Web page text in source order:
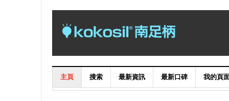
主頁 搜索 最新資訊 最新口碑 我的頁